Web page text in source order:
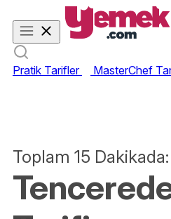
Pratik Tarifler MasterChef
Toplam 15 Dakikada: